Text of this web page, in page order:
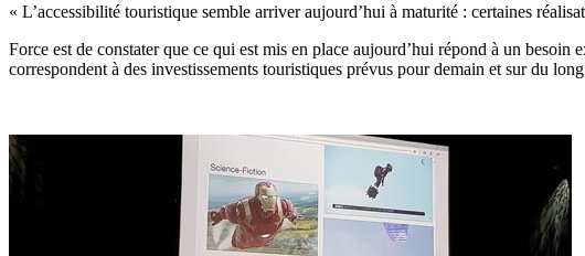
« L’accessibilité touristique semble arriver aujourd’hui à maturité : certaines
Force est de constater que ce qui est mis en place aujourd’hui répond à un besoin
correspondent à des investissements touristiques prévus pour demain et sur du